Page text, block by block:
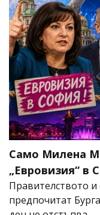
Само Милена
„Евровизия“ в
Правителството и
предпочитат